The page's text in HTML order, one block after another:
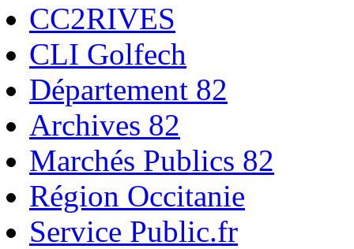
CC2RIVES
CLI Golfech
Département 82
Archives 82
Marchés Publics 82
Région Occitanie
Service Public.fr